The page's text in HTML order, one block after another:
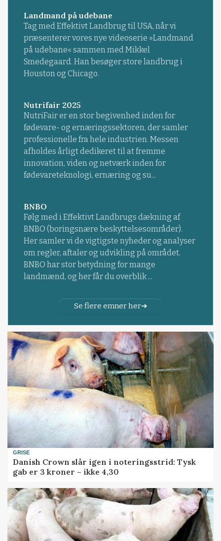
Landmand på udebane
Tag med Effektivt Landbrug til USA, når vi
præsenterer vores nye videoserie »Landmand
på udebane« sammen med Mikkel
Smedegaard. Han besøger store landbrug i
Houston og Chicago.
Nutrifair 2025
NutriFair er en stor begivenhed inden for
fødevare- og ernæringssektoren, der samler
professionelle fra hele industrien. Messen
afholdes årligt dedikeret til at fremme
innovation, viden og netværk inden for
fødevareteknologi, ernæring og su...
BNBO
Følg med i Effektivt Landbrugs dækning af
BNBO (boringsnære beskyttelsesområder).
Her samler vi de vigtigste nyheder og analyser
om regler, aftaler og udvikling på området.
BNBO har stor betydning for mange
landmænd, og her får du overblik ...
Se flere emner her
GRISE
Danish Crown slår igen i noteringsstrid: Tysk
gab er 3 kroner – ikke 4,30